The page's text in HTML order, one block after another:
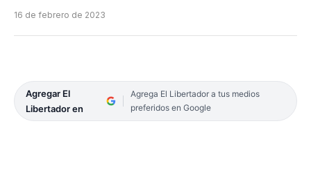
16 de febrero de 2023
Agregar El
Libertador en
Agrega El Libertador a tus medios
preferidos en Google